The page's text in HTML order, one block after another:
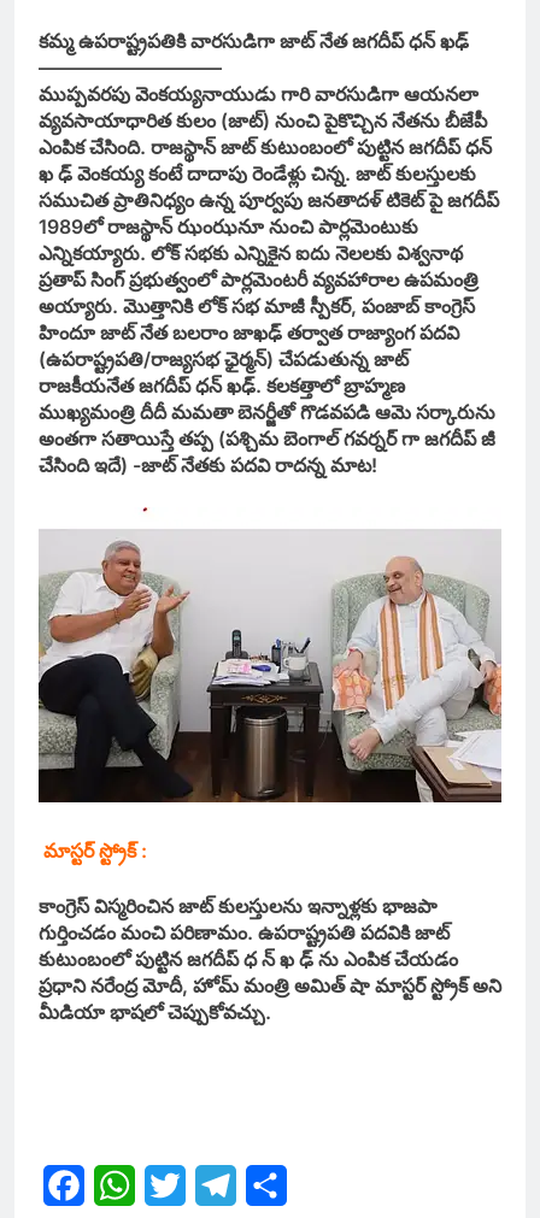
కమ్మ ఉపరాష్ట్రపతికి వారసుడిగా జాట్ నేత జగదీప్ ధన్ ఖఢ్
—————————–
ముప్పవరపు వెంకయ్యనాయుడు గారి వారసుడిగా ఆయనలా
వ్యవసాయాధారిత కులం (జాట్) నుంచి పైకొచ్చిన నేతను బీజేపీ
ఎంపిక చేసింది. రాజస్థాన్ జాట్ కుటుంబంలో పుట్టిన జగదీప్ ధన్
ఖ ఢ్ వెంకయ్య కంటే దాదాపు రెండేళ్లు చిన్న. జాట్ కులస్తులకు
సముచిత ప్రాతినిధ్యం ఉన్న పూర్వపు జనతాదళ్ టికెట్ పై జగదీప్
1989లో రాజస్థాన్ ఝంఝనూ నుంచి పార్లమెంటుకు
ఎన్నికయ్యారు. లోక్ సభకు ఎన్నికైన ఐదు నెలలకు విశ్వనాథ
ప్రతాప్ సింగ్ ప్రభుత్వంలో పార్లమెంటరీ వ్యవహారాల ఉపమంత్రి
అయ్యారు. మొత్తానికి లోక్ సభ మాజీ స్పీకర్, పంజాబ్ కాంగ్రెస్
హిందూ జాట్ నేత బలరాం జాఖఢ్ తర్వాత రాజ్యాంగ పదవి
(ఉపరాష్ట్రపతి/రాజ్యసభ ఛైర్మన్) చేపడుతున్న జాట్
రాజకీయనేత జగదీప్ ధన్ ఖఢ్. కలకత్తాలో బ్రాహ్మణ
ముఖ్యమంత్రి దీదీ మమతా బెనర్జీతో గొడవపడి ఆమె సర్కారును
అంతగా సతాయిస్తే తప్ప (పశ్చిమ బెంగాల్ గవర్నర్ గా జగదీప్ జీ
చేసింది ఇదే) -జాట్ నేతకు పదవి రాదన్న మాట!
మాస్టర్ స్ట్రోక్ :
కాంగ్రెస్ విస్మరించిన జాట్ కులస్తులను ఇన్నాళ్లకు భాజపా
గుర్తించడం మంచి పరిణామం. ఉపరాష్ట్రపతి పదవికి జాట్
కుటుంబంలో పుట్టిన జగదీప్ ధ న్ ఖ ఢ్ ను ఎంపిక చేయడం
ప్రధాని నరేంద్ర మోదీ, హోమ్ మంత్రి అమిత్ షా మాస్టర్ స్ట్రోక్ అని
మీడియా భాషలో చెప్పుకోవచ్చు.
FacebookWhatsApp
Twitter Telegram